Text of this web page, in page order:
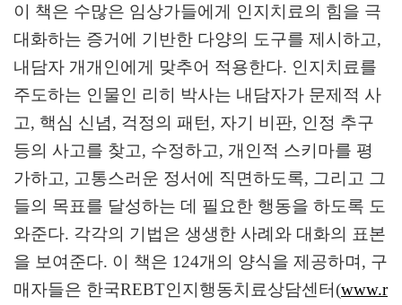
이 책은 수많은 임상가들에게 인지치료의 힘을 극
대화하는 증거에 기반한 다양의 도구를 제시하고,
내담자 개개인에게 맞추어 적용한다. 인지치료를
주도하는 인물인 리히 박사는 내담자가 문제적 사
고, 핵심 신념, 걱정의 패턴 , 자기 비판, 인정 추구
등의 사고를 찾고, 수정하고, 개인적 스키마를 평
가하고, 고통스러운 정서에 직면하도록, 그리고 그
들의 목표를 달성하는 데 필요한 행동을 하도록 도
와준다. 각각의 기법은 생생한 사례와 대화의 표본
을 보여준다. 이 책은 124개의 양식을 제공하며 , 구
매자들은 한국REBT인지행동치료상담센터(www.r